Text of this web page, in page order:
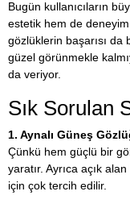
Bugün kullanıcıların
estetik hem de
gözlüklerin başarısı da
güzel görünmekle
da veriyor.
Sık Sorulan
1. Aynalı Güneş
Çünkü hem güçlü bir
yaratır. Ayrıca açık
için çok tercih edilir.